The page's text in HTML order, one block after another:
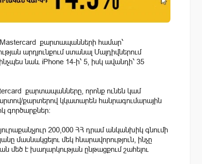
քարտապանների համար՝
արդյունքում ստանալ Մալդիվներում
նաև iPhone 14-ի՝ 5, իսկ ավանդի՝ 35
քարտապանները, որոնք ունեն կամ
քարտերով կկատարեն հանրագումարային
գործարքներ:
200,000 ՀՀ դրամ անկանխիկ գնումի
մեկ հնարավորություն, ինչը
մեծ է խաղարկության ընթացքում շահելու